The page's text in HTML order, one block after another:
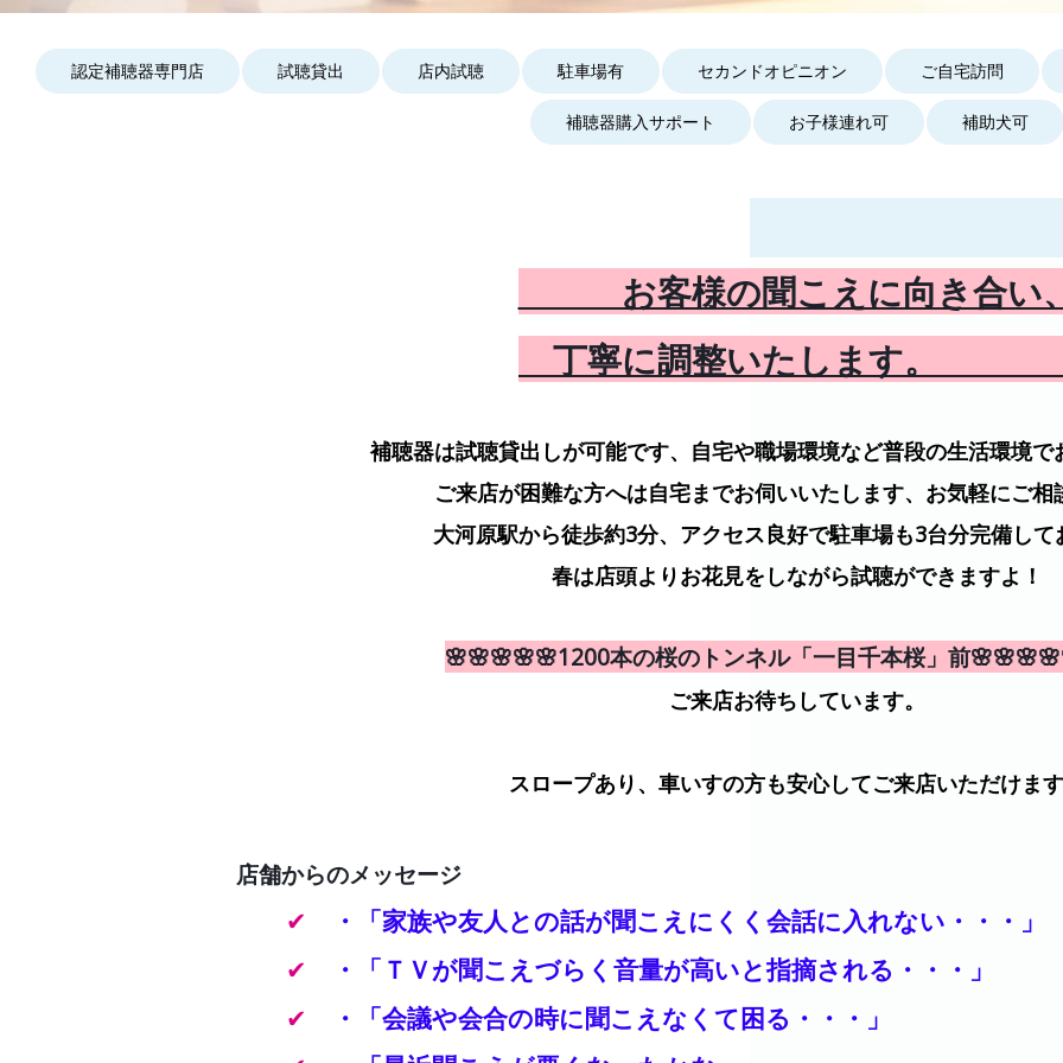
認定補聴器専門店 試聴貸出 店内試聴 駐車場有 セカンドオピニオン ご自宅訪問
補聴器購入サポート お子様連れ可 補助犬可
お客様の聞こえに向き合い
丁寧に調整いたします
補聴器は試聴貸出しが可能です、自宅や職場環境など普段の生活環境で
ご来店が困難な方へは自宅までお伺いいたします、お気軽にご相
大河原駅から徒歩約3分、アクセス良好で駐車場も3台分完備して
春は店頭よりお花見をしながら試聴ができますよ！
🌸🌸🌸🌸🌸1200本の桜のトンネル「一目千本桜」前
ご来店お待ちしています。
スロープあり、車いすの方も安心してご来店いただけま
店舗からのメッセージ
✔
・「家族や友人との話が聞こえにくく会話に入れない・・・」
✔
・「ＴＶが聞こえづらく音量が高いと指摘される・・・」
✔
・「会議や会合の時に聞こえなくて困る・・・」